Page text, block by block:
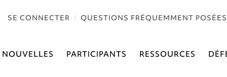
SE CONNECTER QUESTIONS FRÉQUEMMENT POSÉES
NOUVELLES PARTICIPANTS RESSOURCES